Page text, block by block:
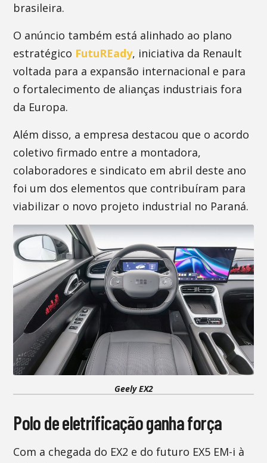
brasileira.
O anúncio também está alinhado ao plano
estratégico FutuREady, iniciativa da Renault
voltada para a expansão internacional e para
o fortalecimento de alianças industriais fora
da Europa.
Além disso, a empresa destacou que o acordo
coletivo firmado entre a montadora,
colaboradores e sindicato em abril deste ano
foi um dos elementos que contribuíram para
viabilizar o novo projeto industrial no Paraná.
Geely EX2
Polo de eletrificação ganha força
Com a chegada do EX2 e do futuro EX5 EM-i à